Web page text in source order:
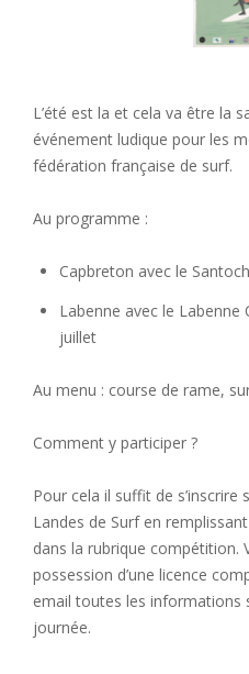
L’été est la et cela va être la
événement ludique pour les
fédération française de surf.
Au programme :
Capbreton avec le
Labenne avec le Labenne
juillet
Au menu : course de rame,
Comment y participer ?
Pour cela il suffit de
Landes de Surf en
dans la rubrique compétition.
possession d’une licence
email toutes les informations
journée.